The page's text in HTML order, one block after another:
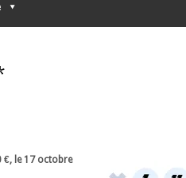
€, le 17 octobre